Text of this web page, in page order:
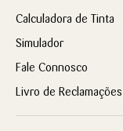
Calculadora de Tinta
Simulador
Fale Connosco
Livro de Reclamações